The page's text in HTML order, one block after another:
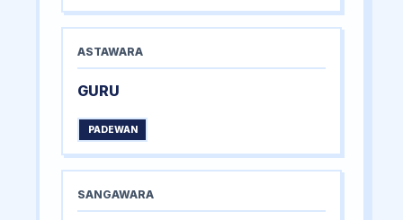
ASTAWARA
GURU
PADEWAN
SANGAWARA